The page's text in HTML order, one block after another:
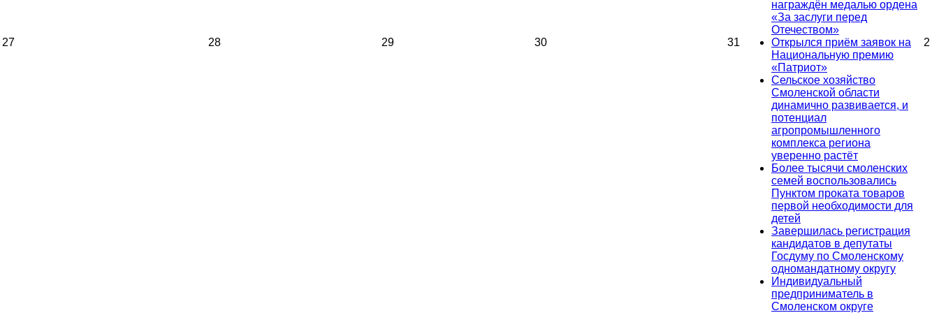
27 28 29 30 31
награждён медалью ордена
«За заслуги перед
Отечеством»
Открылся приём заявок на
Национальную премию
«Патриот»
Сельское хозяйство
Смоленской области
динамично развивается, и
потенциал
агропромышленного
комплекса региона
уверенно растёт
Более тысячи смоленских
семей воспользовались
Пунктом проката товаров
первой необходимости для
детей
Завершилась регистрация
кандидатов в депутаты
Госдуму по Смоленскому
одномандатному округу
Индивидуальный
предприниматель в
Смоленском округе
2